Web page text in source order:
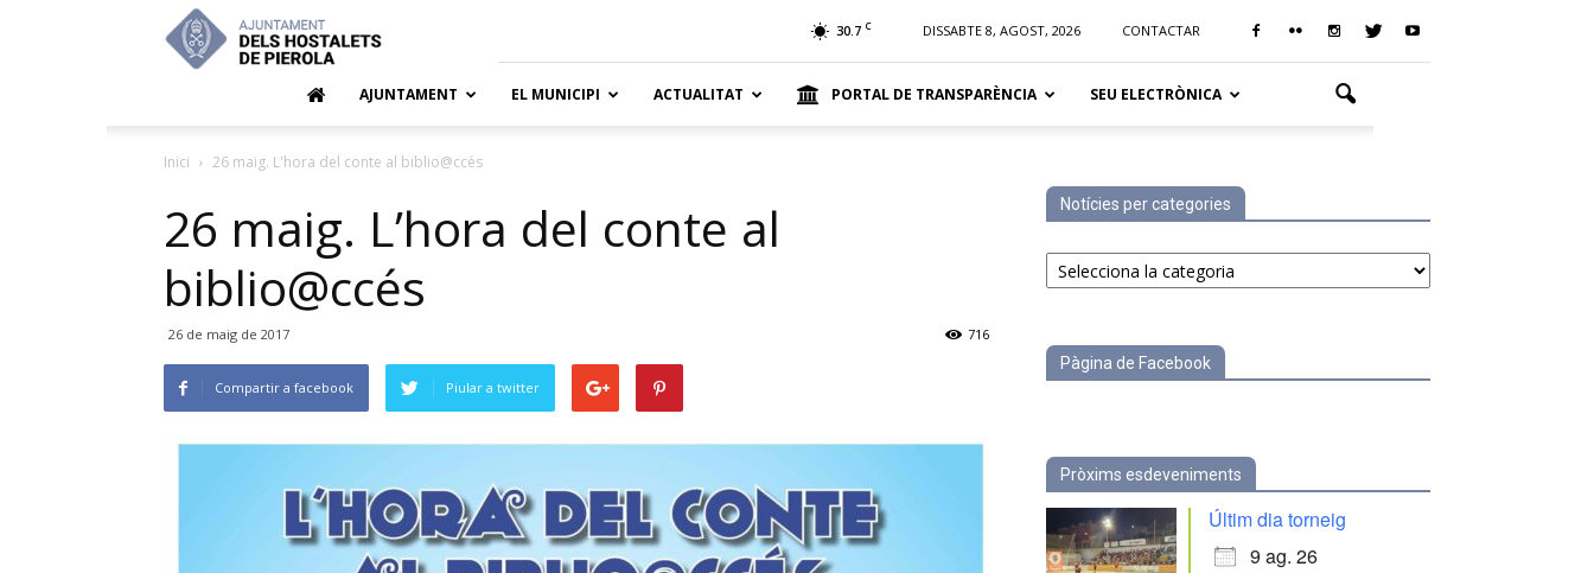
Hostalets
de
30.7 C DISSABTE 8, AGOST, 2026 CONTACTAR
AJUNTAMENT EL MUNICIPI ACTUALITAT PORTAL DE TRANSPARÈNCIA SEU ELECTRÒNICA
Inici 26 maig. L'hora del conte al biblio@ccés
26 maig. L’hora del conte al
biblio@ccés
26 de maig de 2017 716
Compartir a facebook Piular a twitter
Notícies per categories
Notícies
per
Pàgina de Facebook
Pròxims esdeveniments
Últim dia torneig
9 ag. 26